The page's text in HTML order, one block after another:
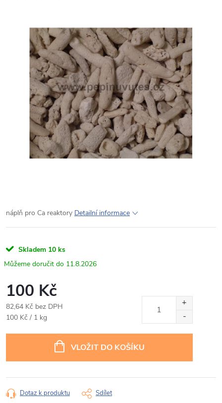
náplň pro Ca reaktory Detailní informace
Skladem 10 ks
11.8.2026
100 Kč
82,64 Kč bez DPH
Měrná
100 Kč / 1 kg
VLOŽIT DO KOŠÍKU
Dotaz k produktu Sdílet